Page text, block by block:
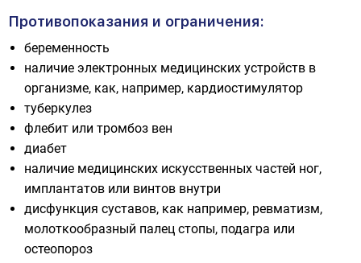
Противопоказания и ограничения:
беременность
наличие электронных медицинских устройств в
организме, как, например, кардиостимулятор
туберкулез
флебит или тромбоз вен
диабет
наличие медицинских искусственных частей ног,
имплантатов или винтов внутри
дисфункция суставов, как например, ревматизм,
молоткообразный палец стопы, подагра или
остеопороз